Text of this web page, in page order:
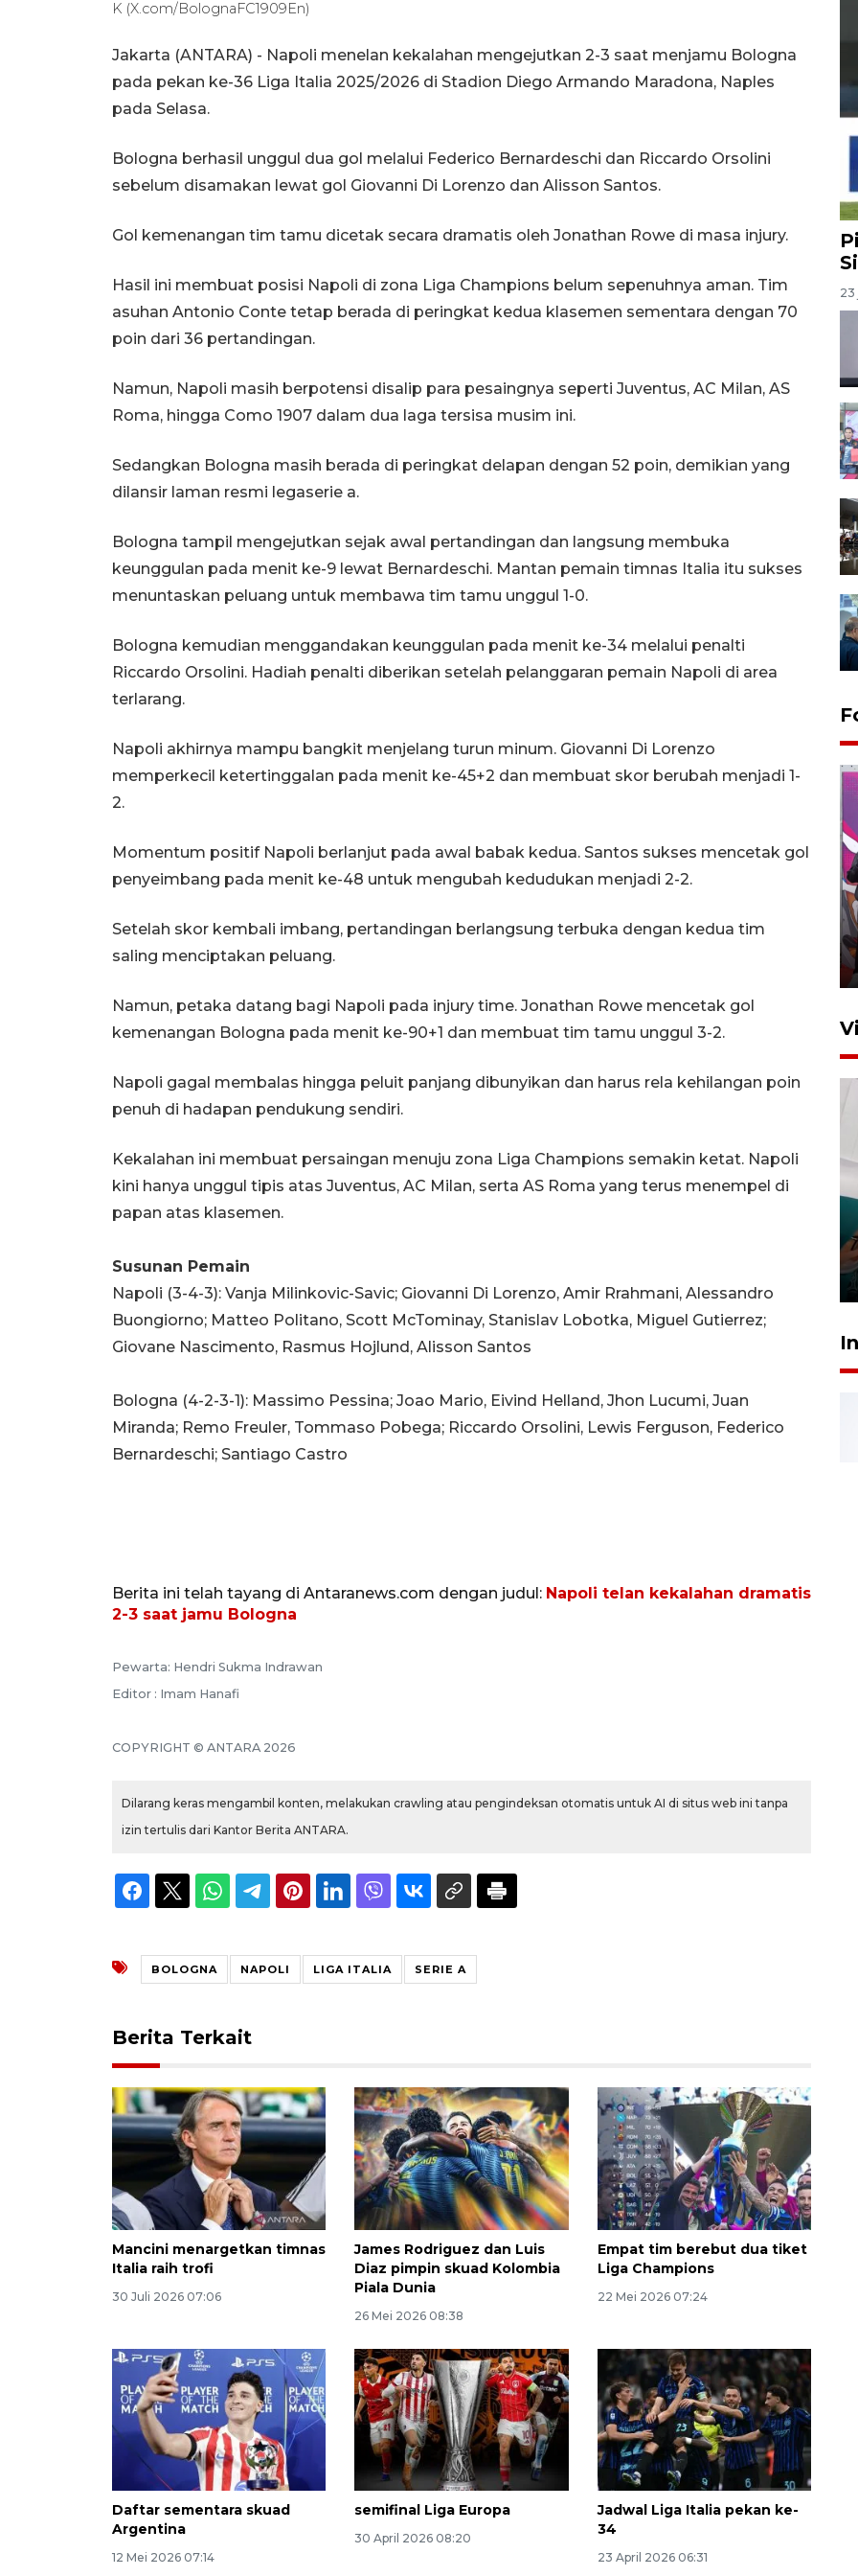
K (X.com/BolognaFC1909En)
Jakarta (ANTARA) - Napoli menelan kekalahan mengejutkan 2-3 saat menjamu Bologna
pada pekan ke-36 Liga Italia 2025/2026 di Stadion Diego Armando Maradona, Naples
pada Selasa.
Bologna berhasil unggul dua gol melalui Federico Bernardeschi dan Riccardo Orsolini
sebelum disamakan lewat gol Giovanni Di Lorenzo dan Alisson Santos.
Gol kemenangan tim tamu dicetak secara dramatis oleh Jonathan Rowe di masa injury.
Hasil ini membuat posisi Napoli di zona Liga Champions belum sepenuhnya aman. Tim
asuhan Antonio Conte tetap berada di peringkat kedua klasemen sementara dengan 70
poin dari 36 pertandingan.
Namun, Napoli masih berpotensi disalip para pesaingnya seperti Juventus, AC Milan, AS
Roma, hingga Como 1907 dalam dua laga tersisa musim ini.
Sedangkan Bologna masih berada di peringkat delapan dengan 52 poin, demikian yang
dilansir laman resmi legaserie a.
Bologna tampil mengejutkan sejak awal pertandingan dan langsung membuka
keunggulan pada menit ke-9 lewat Bernardeschi. Mantan pemain timnas Italia itu sukses
menuntaskan peluang untuk membawa tim tamu unggul 1-0.
Bologna kemudian menggandakan keunggulan pada menit ke-34 melalui penalti
Riccardo Orsolini. Hadiah penalti diberikan setelah pelanggaran pemain Napoli di area
terlarang.
Napoli akhirnya mampu bangkit menjelang turun minum. Giovanni Di Lorenzo
memperkecil ketertinggalan pada menit ke-45+2 dan membuat skor berubah menjadi 1-
2.
Momentum positif Napoli berlanjut pada awal babak kedua. Santos sukses mencetak gol
penyeimbang pada menit ke-48 untuk mengubah kedudukan menjadi 2-2.
Setelah skor kembali imbang, pertandingan berlangsung terbuka dengan kedua tim
saling menciptakan peluang.
Namun, petaka datang bagi Napoli pada injury time. Jonathan Rowe mencetak gol
kemenangan Bologna pada menit ke-90+1 dan membuat tim tamu unggul 3-2.
Napoli gagal membalas hingga peluit panjang dibunyikan dan harus rela kehilangan poin
penuh di hadapan pendukung sendiri.
Kekalahan ini membuat persaingan menuju zona Liga Champions semakin ketat. Napoli
kini hanya unggul tipis atas Juventus, AC Milan, serta AS Roma yang terus menempel di
papan atas klasemen.
Susunan Pemain
Napoli (3-4-3): Vanja Milinkovic-Savic; Giovanni Di Lorenzo, Amir Rrahmani, Alessandro
Buongiorno; Matteo Politano, Scott McTominay, Stanislav Lobotka, Miguel Gutierrez;
Giovane Nascimento, Rasmus Hojlund, Alisson Santos
Bologna (4-2-3-1): Massimo Pessina; Joao Mario, Eivind Helland, Jhon Lucumi, Juan
Miranda; Remo Freuler, Tommaso Pobega; Riccardo Orsolini, Lewis Ferguson, Federico
Bernardeschi; Santiago Castro
Berita ini telah tayang di Antaranews.com dengan judul: Napoli telan kekalahan dramatis
2-3 saat jamu Bologna
Pewarta: Hendri Sukma Indrawan
Editor : Imam Hanafi
COPYRIGHT © ANTARA 2026
Dilarang keras mengambil konten, melakukan crawling atau pengindeksan otomatis untuk AI di situs web ini tanpa
izin tertulis dari Kantor Berita ANTARA.
BOLOGNA NAPOLI LIGA ITALIA SERIE A
Berita Terkait
Mancini menargetkan timnas
Italia raih trofi
30 Juli 2026 07:06
James Rodriguez dan Luis
Diaz pimpin skuad Kolombia
Piala Dunia
26 Mei 2026 08:38
Empat tim berebut dua tiket
Liga Champions
22 Mei 2026 07:24
Daftar sementara skuad
Argentina
12 Mei 2026 07:14
semifinal Liga Europa
30 April 2026 08:20
Jadwal Liga Italia pekan ke-
34
23 April 2026 06:31
23
Ketua DPRD Syahrial hadiri
Bola Usia Dini
Feature - Kalsel Merangkul